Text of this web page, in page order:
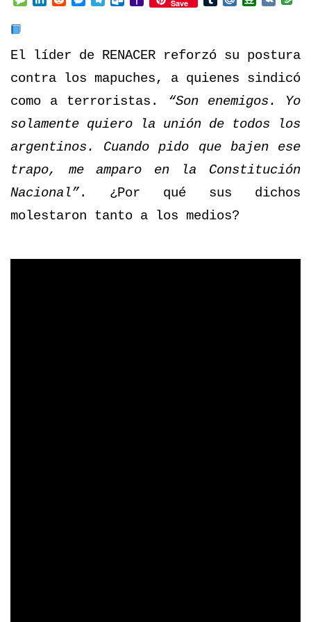
Save
El líder de RENACER reforzó su postura
contra los mapuches, a quienes sindicó
como a terroristas.
“Son enemigos. Yo
solamente quiero la unión de todos los
argentinos. Cuando pido que bajen ese
trapo, me amparo en la Constitución
Nacional”. ¿Por qué sus dichos
molestaron tanto a los medios?